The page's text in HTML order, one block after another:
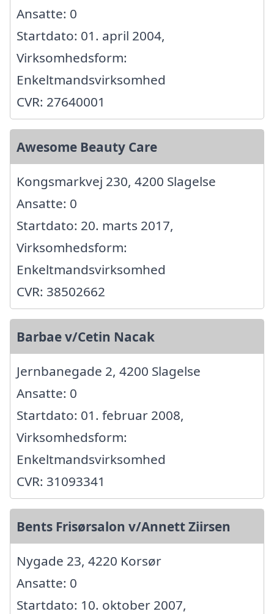
Ansatte: 0
Startdato: 01. april 2004,
Virksomhedsform:
Enkeltmandsvirksomhed
CVR: 27640001
Awesome Beauty Care
Kongsmarkvej 230, 4200 Slagelse
Ansatte: 0
Startdato: 20. marts 2017,
Virksomhedsform:
Enkeltmandsvirksomhed
CVR: 38502662
Barbae v/Cetin Nacak
Jernbanegade 2, 4200 Slagelse
Ansatte: 0
Startdato: 01. februar 2008,
Virksomhedsform:
Enkeltmandsvirksomhed
CVR: 31093341
Bents Frisørsalon v/Annett Ziirsen
Nygade 23, 4220 Korsør
Ansatte: 0
Startdato: 10. oktober 2007,